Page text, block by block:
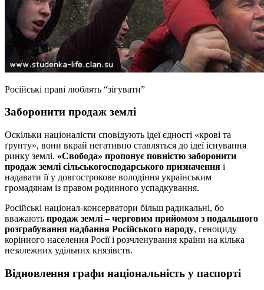
Російські праві люблять “зігувати”
Заборонити продаж землі
Оскільки націоналісти сповідують ідеї єдності «крові та
ґрунту», вони вкрай негативно ставляться до ідеї існування
ринку землі. «Свобода» пропонує повністю заборонити
продаж землі сільськогосподарського призначення і
надавати її у довгострокове володіння українським
громадянам із правом родинного успадкування.
Російські націонал-консерватори більш радикальні, бо
вважають продаж землі – черговим прийомом з подальшого
розграбування надбання Російського народу, геноциду
корінного населення Росії і розчленування країни на кілька
незалежних удільних князівств.
Відновлення графи національність у паспорті